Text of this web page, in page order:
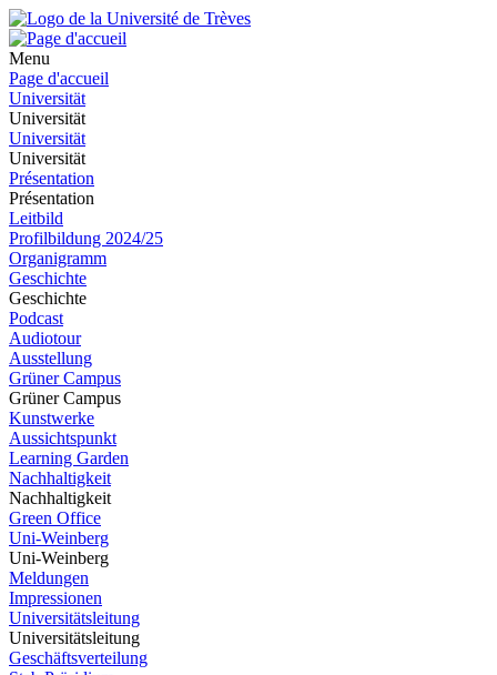
Menu
Page d'accueil
Universität
Universität
Universität
Universität
Présentation
Présentation
Leitbild
Profilbildung 2024/25
Organigramm
Geschichte
Geschichte
Podcast
Audiotour
Ausstellung
Grüner Campus
Grüner Campus
Kunstwerke
Aussichtspunkt
Learning Garden
Nachhaltigkeit
Nachhaltigkeit
Green Office
Uni-Weinberg
Uni-Weinberg
Meldungen
Impressionen
Universitätsleitung
Universitätsleitung
Geschäftsverteilung